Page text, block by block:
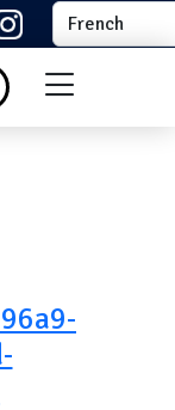
Select your
Menu du